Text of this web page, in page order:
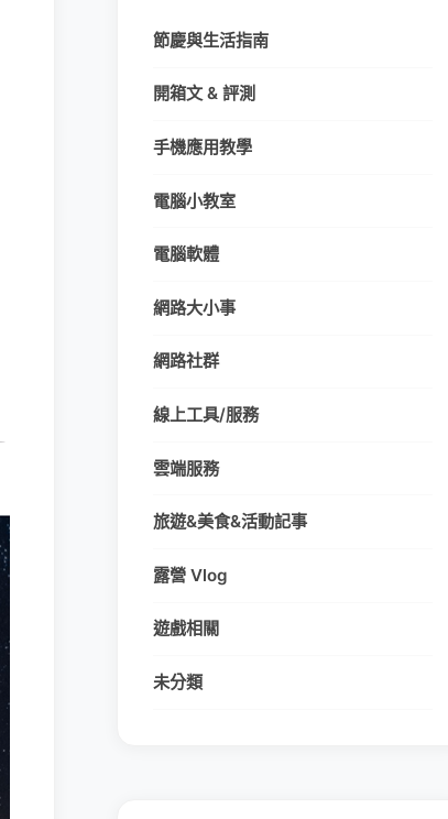
節慶與生活指南
開箱文 & 評測
手機應用教學
電腦小教室
電腦軟體
網路大小事
網路社群
線上工具/服務
雲端服務
旅遊&美食&活動記事
露營 Vlog
遊戲相關
未分類